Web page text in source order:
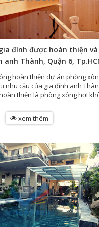
đình được hoàn thiện
anh Thành, Quận 6,
hoàn thiện dự án phòng
nhu cầu của gia đình anh
thiện là phòng xông hơi
xem thêm